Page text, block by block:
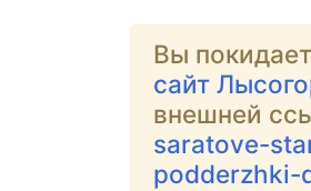
Вы
сайт
внешней
saratove-
podderzhki-